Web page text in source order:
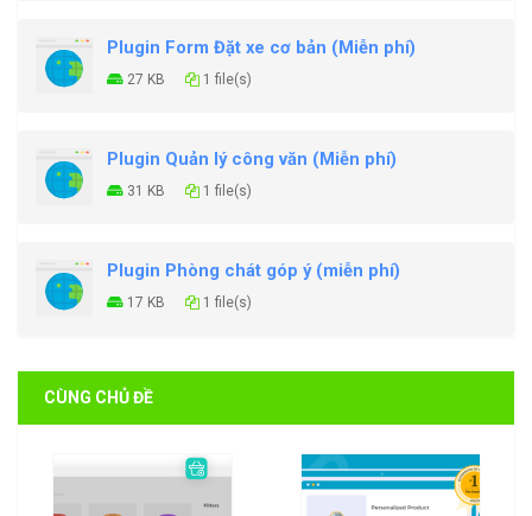
Plugin Form Đặt xe cơ bản (Miễn phí)
27 KB 1 file(s)
Plugin Quản lý công văn (Miễn phí)
31 KB 1 file(s)
Plugin Phòng chát góp ý (miễn phí)
17 KB 1 file(s)
CÙNG CHỦ ĐỀ